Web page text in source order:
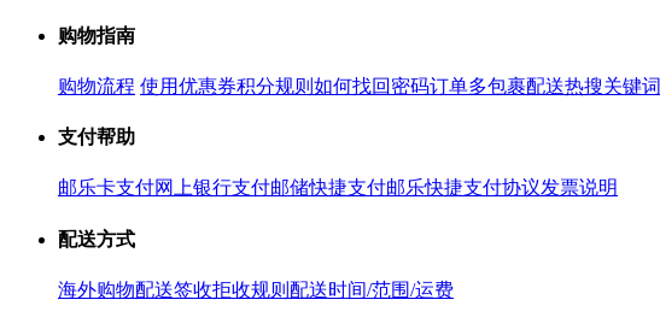
购物指南
购物流程 使用优惠券积分规则 如何找回密码订单多包裹配送热搜关键词
支付帮助
邮乐卡支付网上银行支付邮储快捷支付邮乐快捷支付协议发票说明
配送方式
海外购物配送签收拒收规则 配送时间/范围/运费